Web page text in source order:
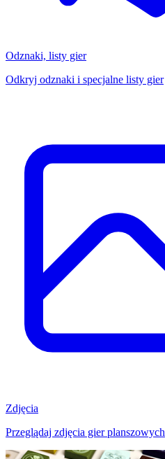
Odznaki, listy gier
Odkryj odznaki i specjalne listy gier
Zdjęcia
Przeglądaj zdjęcia gier planszowych